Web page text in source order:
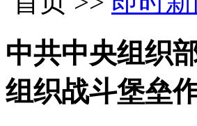
中共中央组织
组织战斗堡垒